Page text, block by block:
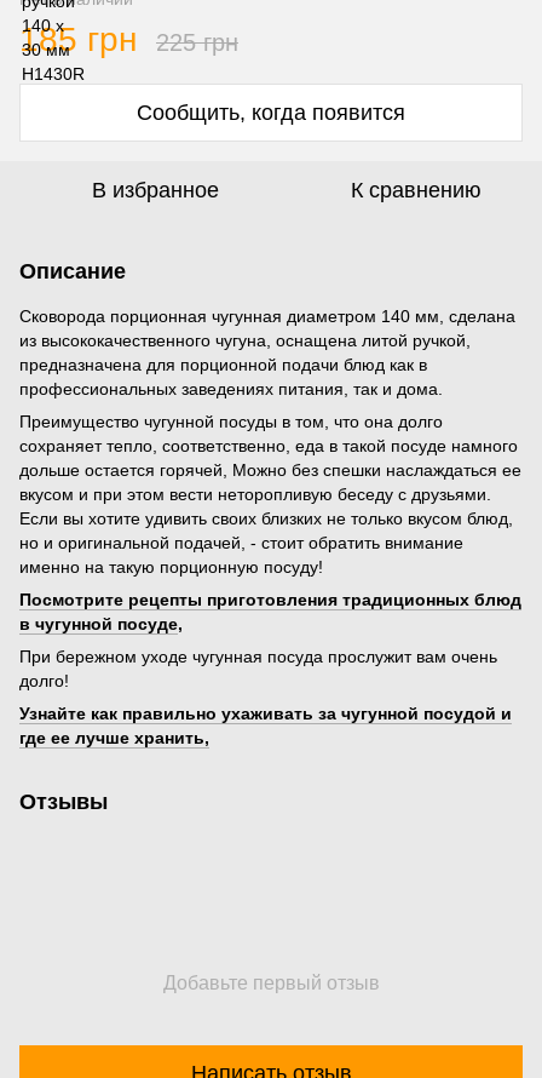
185 грн 225 грн
Сообщить, когда появится
В избранное К сравнению
Описание
Сковорода порционная чугунная диаметром 140 мм, сделана
из высококачественного чугуна, оснащена литой ручкой,
предназначена для порционной подачи блюд как в
профессиональных заведениях питания, так и дома.
Преимущество чугунной посуды в том, что она долго
сохраняет тепло, соответственно, еда в такой посуде намного
дольше остается горячей, Можно без спешки наслаждаться ее
вкусом и при этом вести неторопливую беседу с друзьями.
Если вы хотите удивить своих близких не только вкусом блюд,
но и оригинальной подачей, - стоит обратить внимание
именно на такую порционную посуду!
Посмотрите рецепты приготовления традиционных блюд
в чугунной посуде,
При бережном уходе чугунная посуда прослужит вам очень
долго!
Узнайте как правильно ухаживать за чугунной посудой и
где ее лучше хранить,
Отзывы
Добавьте первый отзыв